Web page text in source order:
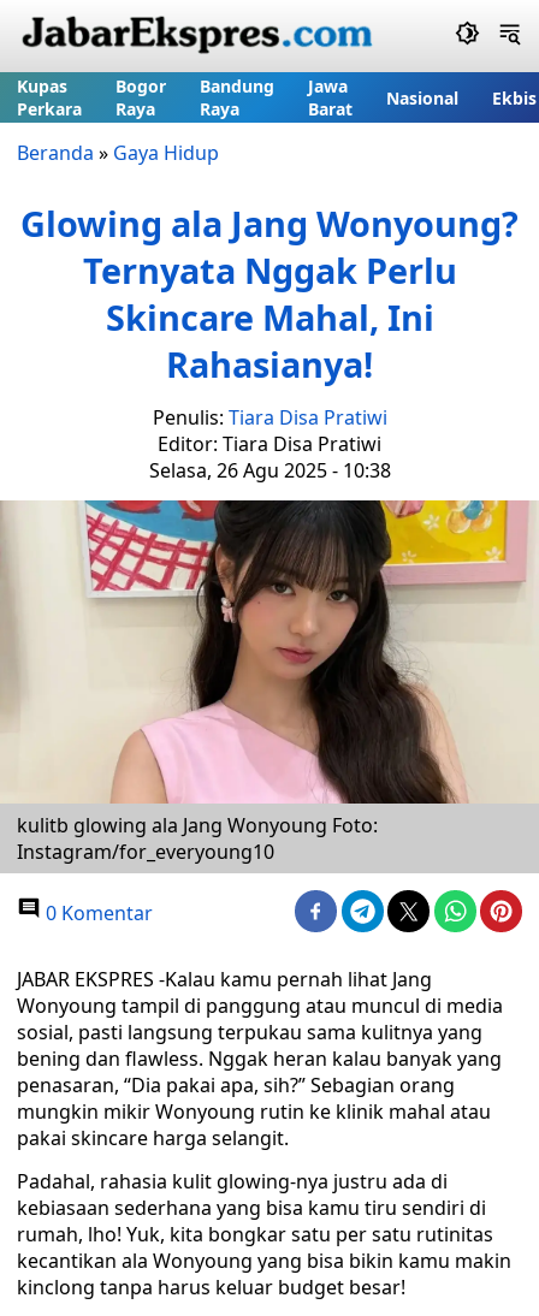
Kupas
Perkara
Bogor
Raya
Bandung
Raya
Jawa
Barat
Nasional Ekbis
Beranda » Gaya Hidup
Glowing ala Jang Wonyoung?
Ternyata Nggak Perlu
Skincare Mahal, Ini
Rahasianya!
Penulis: Tiara Disa Pratiwi
Editor: Tiara Disa Pratiwi
Selasa, 26 Agu 2025 - 10:38
kulitb glowing ala Jang Wonyoung Foto:
Instagram/for_everyoung10
0 Komentar
JABAR EKSPRES -Kalau kamu pernah lihat Jang
Wonyoung tampil di panggung atau muncul di media
sosial, pasti langsung terpukau sama kulitnya yang
bening dan flawless. Nggak heran kalau banyak yang
penasaran, “Dia pakai apa, sih?” Sebagian orang
mungkin mikir Wonyoung rutin ke klinik mahal atau
pakai skincare harga selangit.
Padahal, rahasia kulit glowing-nya justru ada di
kebiasaan sederhana yang bisa kamu tiru sendiri di
rumah, lho! Yuk, kita bongkar satu per satu rutinitas
kecantikan ala Wonyoung yang bisa bikin kamu makin
kinclong tanpa harus keluar budget besar!